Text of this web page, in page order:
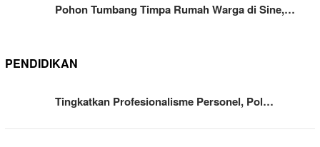
Pohon Tumbang Timpa Rumah Warga di Sine,…
PENDIDIKAN
Tingkatkan Profesionalisme Personel, Pol…